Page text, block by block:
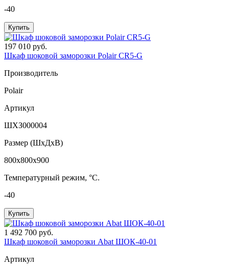
-40
Купить
197 010 руб.
Шкаф шоковой заморозки Polair CR5-G
Производитель
Polair
Артикул
ШХЗ000004
Размер (ШxДхВ)
800x800x900
Температурный режим, °C.
-40
Купить
1 492 700 руб.
Шкаф шоковой заморозки Abat ШОК-40-01
Артикул